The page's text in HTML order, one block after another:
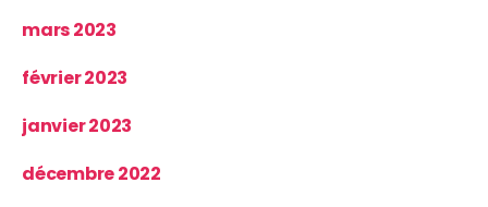
mars 2023
février 2023
janvier 2023
décembre 2022